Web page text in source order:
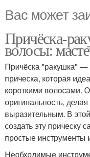
Вас может
Причёска-
волосы:
Причёска "ракушка" —
прическа, которая
короткими волосами.
оригинальность,
выразительным. В
создать эту прическу
простые инструменты
Необходимые